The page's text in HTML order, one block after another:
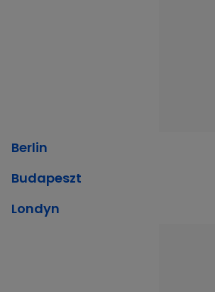
Berlin
Budapeszt
Londyn